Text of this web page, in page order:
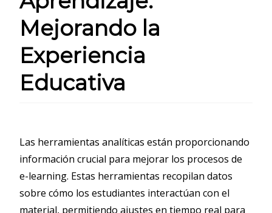
Mejorando la
Experiencia
Educativa
Las herramientas analíticas están proporcionando
información crucial para mejorar los procesos de
e-learning. Estas herramientas recopilan datos
sobre cómo los estudiantes interactúan con el
material, permitiendo ajustes en tiempo real para